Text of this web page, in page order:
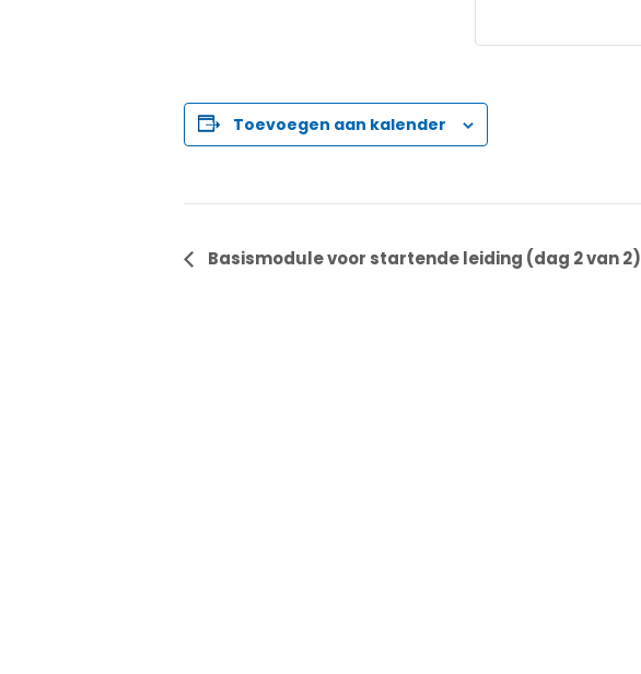
Toevoegen aan kalender
Evenement
Basismodule voor startende leiding (dag 2 van 2)